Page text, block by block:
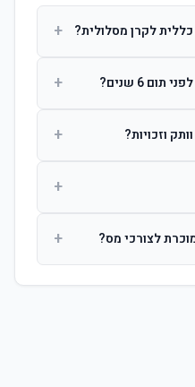
לקרן מסלולית? +
מדד ספציפי ומאפשרת
6 שנים? +
למשוך פטור ממס עד לתקרה
וזכויות? +
ההפקדה הראשונה.
+
לצורכי מס? +